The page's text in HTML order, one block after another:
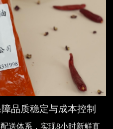
品质稳定与成本控制
送体系，实现8小时新鲜直